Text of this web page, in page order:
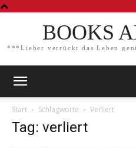
BOOKS
***Lieber verrückt das Leben
Start Schlagworte Verliert
Tag: verliert